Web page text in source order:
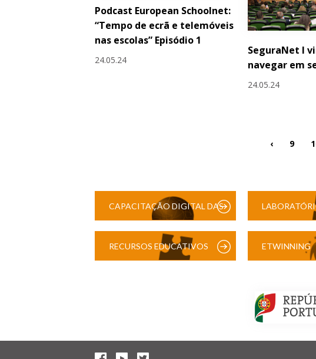
Podcast European Schoolnet:
“Tempo de ecrã e telemóveis
nas escolas” Episódio 1
24.05.24
SeguraNet I
navegar em
24.05.24
‹ 9
CAPACITAÇÃO DIGITAL DAS
RECURSOS EDUCATIVOS ETWINNING